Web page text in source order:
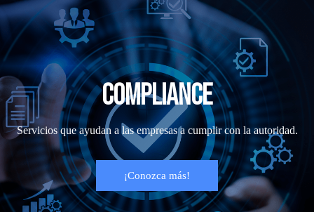
COMPLIANCE
Servicios que ayudan a las empresas a cumplir con la autoridad.
¡Conozca más!